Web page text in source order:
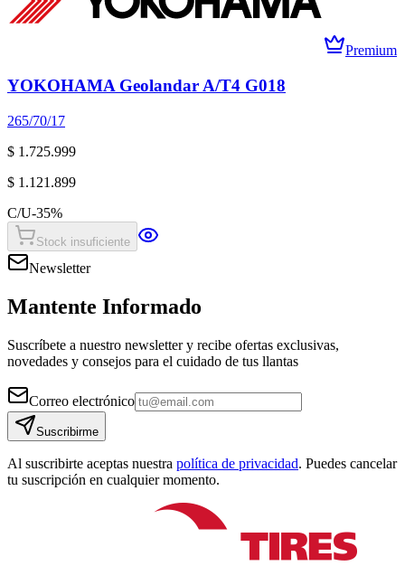
Premium
YOKOHAMA Geolandar A/T4 G018
265/70/17
$ 1.725.999
$ 1.121.899
C/U-35%
Stock insuficiente
Newsletter
Mantente Informado
Suscríbete a nuestro newsletter y recibe ofertas exclusivas,
novedades y consejos para el cuidado de tus llantas
Correo electrónico
Suscribirme
Al suscribirte aceptas nuestra política de privacidad. Puedes cancelar
tu suscripción en cualquier momento.